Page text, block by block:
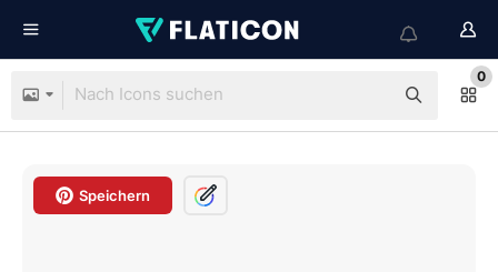
0
Speichern